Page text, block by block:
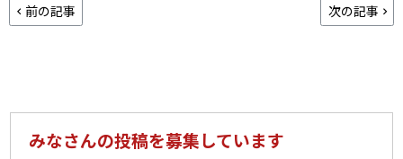
前の記事 次の記事
みなさんの投稿を募集しています